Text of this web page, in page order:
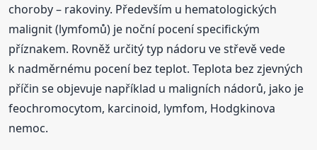
choroby – rakoviny. Především u hematologických
malignit (lymfomů) je noční pocení specifickým
příznakem. Rovněž určitý typ nádoru ve střevě vede
k nadměrnému pocení bez teplot. Teplota bez zjevných
příčin se objevuje například u maligních nádorů, jako je
feochromocytom, karcinoid, lymfom, Hodgkinova
nemoc.